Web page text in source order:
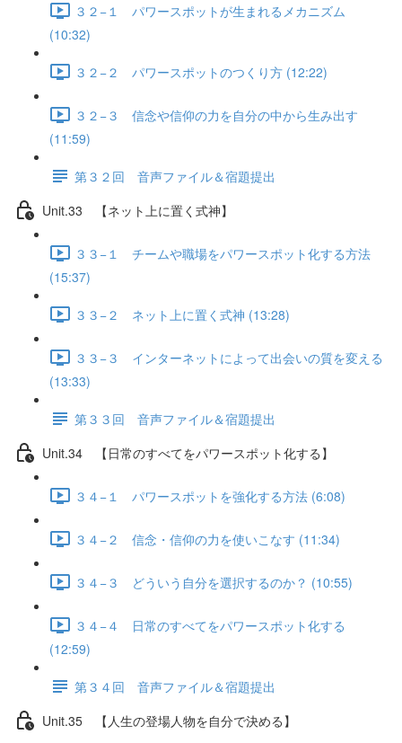
３２−１ パワースポットが生まれるメカニズム
(10:32)
３２−２ パワースポットのつくり方 (12:22)
３２−３ 信念や信仰の力を自分の中から生み出す
(11:59)
第３２回 音声ファイル＆宿題提出
Unit.33 【ネット上に置く式神】
３３−１ チームや職場をパワースポット化する方法
(15:37)
３３−２ ネット上に置く式神 (13:28)
３３−３ インターネットによって出会いの質を変える
(13:33)
第３３回 音声ファイル＆宿題提出
Unit.34 【日常のすべてをパワースポット化する】
３４−１ パワースポットを強化する方法 (6:08)
３４−２ 信念・信仰の力を使いこなす (11:34)
３４−３ どういう自分を選択するのか？ (10:55)
３４−４ 日常のすべてをパワースポット化する
(12:59)
第３４回 音声ファイル＆宿題提出
Unit.35 【人生の登場人物を自分で決める】